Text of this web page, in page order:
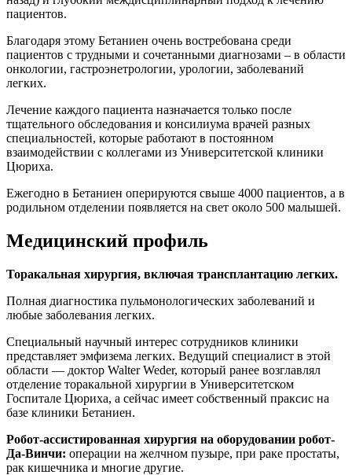
пациентов.
Благодаря этому Бетаниен очень востребована среди
пациентов с трудными и сочетанными диагнозами – в области
онкологии, гастроэнетрологии, урологии, заболеваний
легких.
Лечение каждого пациента назначается только после
тщательного обследования и консилиума врачей разных
специальностей, которые работают в постоянном
взаимодействии с коллегами из Университетской клиники
Цюриха.
Ежегодно в Бетаниен оперируются свыше 4000 пациентов, а в
родильном отделении появляется на свет около 500 малышей.
Медицинский профиль
Торакальная хирургия, включая трансплантацию легких.
Полная диагностика пульмонологических заболеваний и
любые заболевания легких.
Специальный научный интерес сотрудников клиники
представляет эмфизема легких. Ведущий специалист в этой
области — доктор Walter Weder, который ранее возглавлял
отделение торакальной хирургии в Университетском
Госпитале Цюриха, а сейчас имеет собственный праксис на
базе клиники Бетаниен.
Робот-ассистированная хирургия на оборудовании робот-
Да-Винчи: операции на желчном пузыре, при раке простаты,
рак кишечника и многие другие.